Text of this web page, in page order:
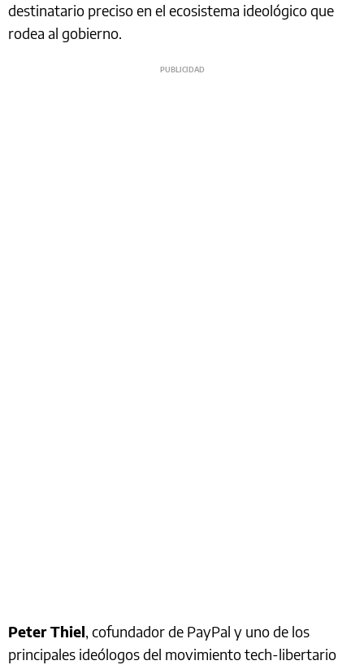
destinatario preciso en el ecosistema ideológico que
rodea al gobierno.
Peter Thiel, cofundador de PayPal y uno de los
principales ideólogos del movimiento tech-libertario